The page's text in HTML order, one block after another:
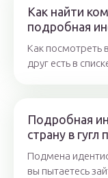
Как найти
подробная
Как посмотреть
друг есть в
Подробная
страну в гугл
Подмена
вы пытаетесь